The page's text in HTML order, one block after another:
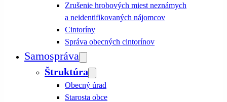
Zrušenie hrobových miest neznámych
a neidentifikovaných nájomcov
Cintoríny
Správa obecných cintorínov
Samospráva
Štruktúra
Obecný úrad
Starosta obce